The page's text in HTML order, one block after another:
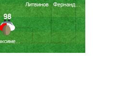
98
Максименко
Литвинов Фернандеш